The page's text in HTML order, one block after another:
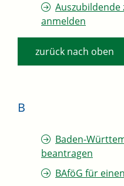
anmelden
zurück nach oben
B
Baden-
beantragen
BAföG für